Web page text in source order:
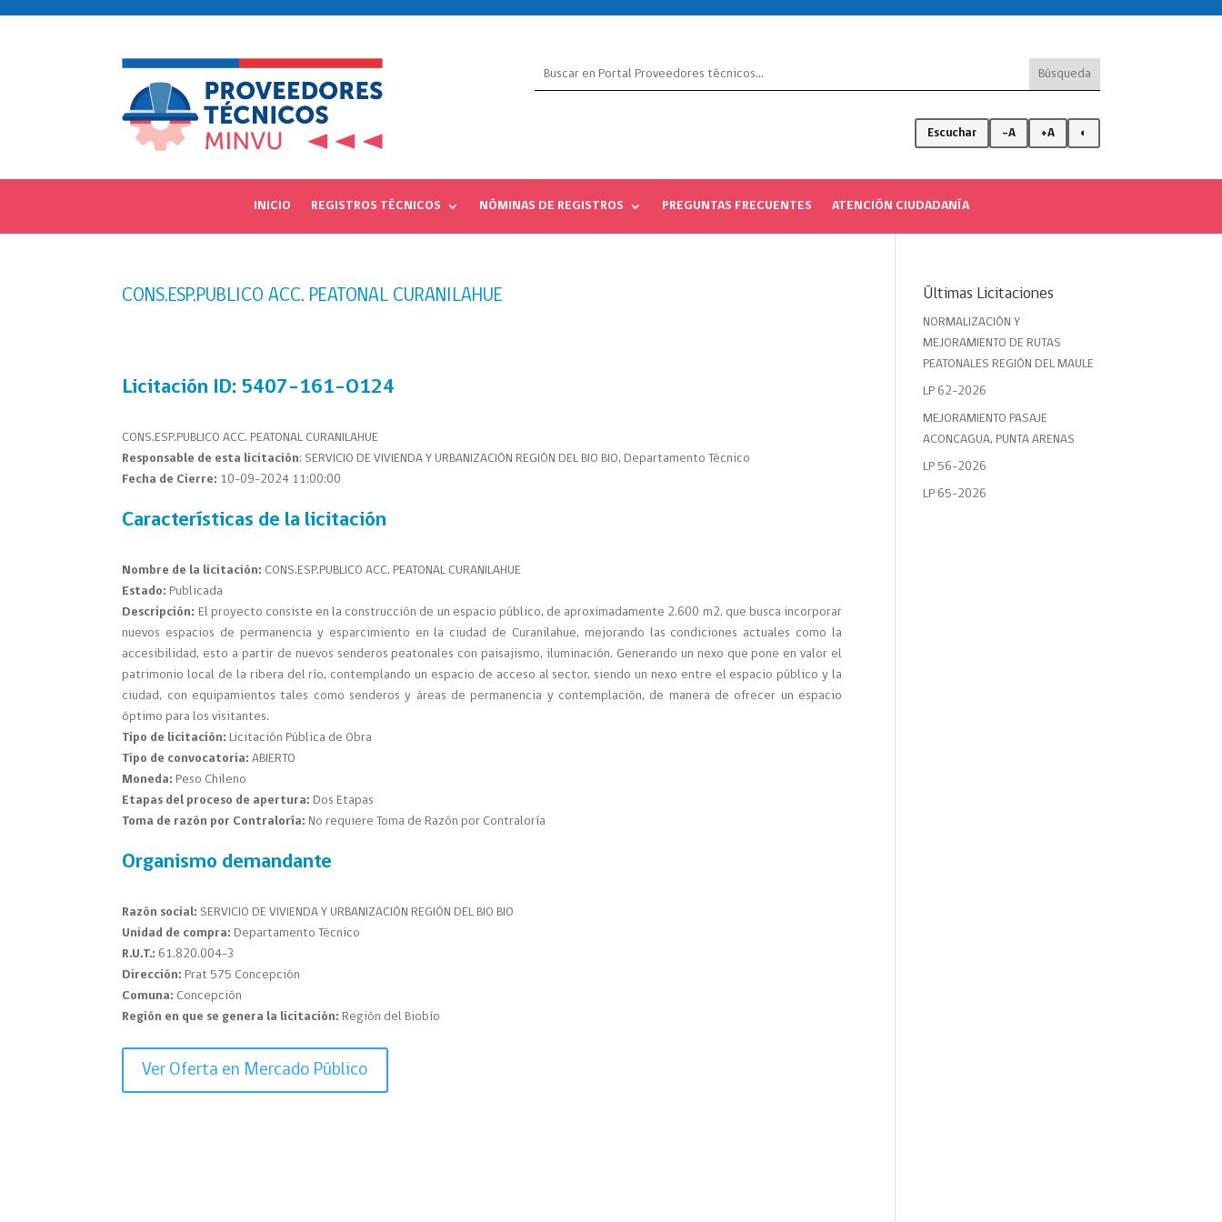
Escuchar -A +A ◐
INICIO REGISTROS TÉCNICOS NÓMINAS DE REGISTROS PREGUNTAS FRECUENTES ATENCIÓN CIUDADANÍA
CONS.ESP.PUBLICO ACC. PEATONAL CURANILAHUE
Licitación ID: 5407-161-O124
CONS.ESP.PUBLICO ACC. PEATONAL CURANILAHUE
Responsable de esta licitación: SERVICIO DE VIVIENDA Y URBANIZACIÓN REGIÓN DEL BIO BIO, Departamento Técnico
Fecha de Cierre: 10-09-2024 11:00:00
Características de la licitación
Nombre de la licitación: CONS.ESP.PUBLICO ACC. PEATONAL CURANILAHUE
Estado: Publicada
Descripción: El proyecto consiste en la construcción de un espacio público, de aproximadamente 2.600 m2, que busca incorporar
nuevos espacios de permanencia y esparcimiento en la ciudad de Curanilahue, mejorando las condiciones actuales como la
accesibilidad, esto a partir de nuevos senderos peatonales con paisajismo, iluminación. Generando un nexo que pone en valor el
patrimonio local de la ribera del río, contemplando un espacio de acceso al sector, siendo un nexo entre el espacio público y la
ciudad, con equipamientos tales como senderos y áreas de permanencia y contemplación, de manera de ofrecer un espacio
óptimo para los visitantes.
Tipo de licitación: Licitación Pública de Obra
Tipo de convocatoria: ABIERTO
Moneda: Peso Chileno
Etapas del proceso de apertura: Dos Etapas
Toma de razón por Contraloría: No requiere Toma de Razón por Contraloría
Organismo demandante
Razón social: SERVICIO DE VIVIENDA Y URBANIZACIÓN REGIÓN DEL BIO BIO
Unidad de compra: Departamento Técnico
R.U.T.: 61.820.004-3
Dirección: Prat 575 Concepción
Comuna: Concepción
Región en que se genera la licitación: Región del Biobío
Ver Oferta en Mercado Público
Últimas Licitaciones
NORMALIZACIÓN Y
MEJORAMIENTO DE RUTAS
PEATONALES REGIÓN DEL MAULE
LP 62-2026
MEJORAMIENTO PASAJE
ACONCAGUA, PUNTA ARENAS
LP 56-2026
LP 65-2026